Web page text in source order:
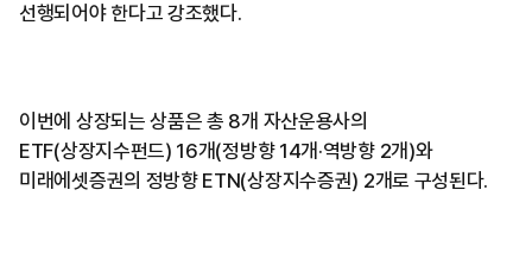
선행되어야 한다고 강조했다.
이번에 상장되는 상품은 총 8개 자산운용사의
ETF(상장지수펀드) 16개(정방향 14개·역방향 2개)와
미래에셋증권의 정방향 ETN(상장지수증권) 2개로 구성된다.